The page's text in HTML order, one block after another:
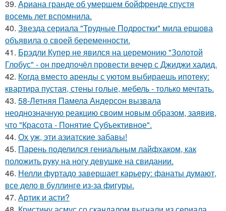
39. Ариана гранде об умершем бойфренде спустя
восемь лет вспомнила.
40. Звезда сериала "Трудные Подростки" мила ершова
объявила о своей беременности.
41. Брэдли Купер не явился на церемонию "Золотой
Глобус" - он предпочёл провести вечер с Джиджи хадид.
42. Когда вместо аренды с уютом выбираешь ипотеку:
квартира пустая, стены голые, мебель - только мечтать.
43. 58-Летняя Памела Андерсон вызвала
неоднозначную реакцию своим новым образом, заявив,
что "Красота - Понятие Субъективное".
44. Ох уж, эти азиатские забавы!
45. Парень поделился гениальным лайфхаком, как
положить руку на ногу девушке на свидании.
46. Нелли фуртадо завершает карьеру: фанаты думают,
все дело в буллинге из-за фигуры.
47. Артик и асти?